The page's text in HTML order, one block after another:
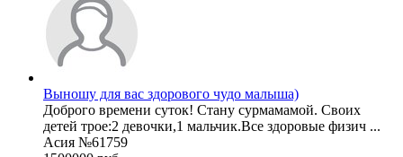
Выношу для вас здорового чудо малыша)
Доброго времени суток! Стану сурмамамой. Своих
детей трое:2 девочки,1 мальчик.Все здоровые физич ...
Асия №61759